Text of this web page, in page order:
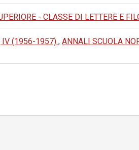
- CLASSE DI LETTERE E
IV (1956-1957) , ANNALI SCUOLA